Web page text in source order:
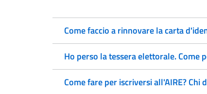
Come faccio a rinnovare la carta
Ho perso la tessera elettorale. Come
Come fare per iscriversi all'AIRE? Chi